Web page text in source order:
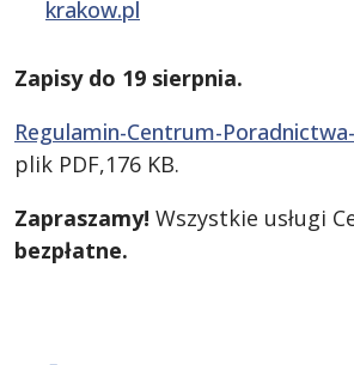
krakow.pl
Zapisy do 19 sierpnia.
Regulamin-Centrum-
plik PDF,176 KB.
Zapraszamy! Wszystkie usługi
bezpłatne.